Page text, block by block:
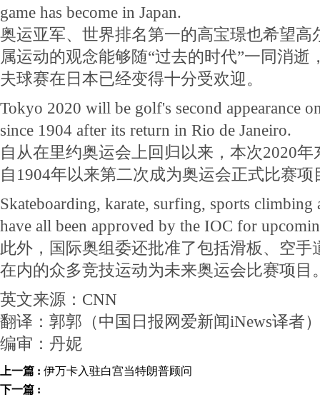
game has become in Japan.
奥运亚军、世界排名第一的高宝璟也希望高
属运动的观念能够随“过去的时代”一同消逝
夫球赛在日本已经变得十分受欢迎。
Tokyo 2020 will be golf's second appearance
since 1904 after its return in Rio de Janeiro.
自从在里约奥运会上回归以来，本次2020
自1904年以来第二次成为奥运会正式比赛项
Skateboarding, karate, surfing, sports climbing
have all been approved by the IOC for
此外，国际奥组委还批准了包括滑板、空手
在内的众多竞技运动为未来奥运会比赛项目
英文来源：CNN
翻译：郭郭（中国日报网爱新闻iNews译者
编审：丹妮
上一篇 : 伊万卡入驻白宫当特朗普顾问
下一篇 :